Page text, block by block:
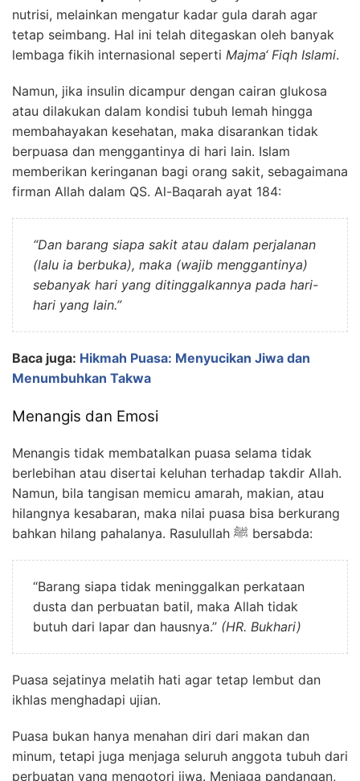
nutrisi, melainkan mengatur kadar gula darah agar
tetap seimbang. Hal ini telah ditegaskan oleh banyak
lembaga fikih internasional seperti Majma‘ Fiqh Islami.
Namun, jika insulin dicampur dengan cairan glukosa
atau dilakukan dalam kondisi tubuh lemah hingga
membahayakan kesehatan, maka disarankan tidak
berpuasa dan menggantinya di hari lain. Islam
memberikan keringanan bagi orang sakit, sebagaimana
firman Allah dalam QS. Al-Baqarah ayat 184:
“Dan barang siapa sakit atau dalam perjalanan
(lalu ia berbuka), maka (wajib menggantinya)
sebanyak hari yang ditinggalkannya pada hari-
hari yang lain.”
Baca juga: Hikmah Puasa: Menyucikan Jiwa dan
Menumbuhkan Takwa
Menangis dan Emosi
Menangis tidak membatalkan puasa selama tidak
berlebihan atau disertai keluhan terhadap takdir Allah.
Namun, bila tangisan memicu amarah, makian, atau
hilangnya kesabaran, maka nilai puasa bisa berkurang
bahkan hilang pahalanya. Rasulullah ﷺ bersabda:
“Barang siapa tidak meninggalkan perkataan
dusta dan perbuatan batil, maka Allah tidak
butuh dari lapar dan hausnya.” (HR. Bukhari)
Puasa sejatinya melatih hati agar tetap lembut dan
ikhlas menghadapi ujian.
Puasa bukan hanya menahan diri dari makan dan
minum, tetapi juga menjaga seluruh anggota tubuh dari
perbuatan yang mengotori jiwa. Menjaga pandangan,